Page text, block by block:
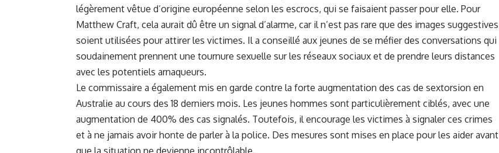
⁢légèrement vêtue d’origine européenne selon les escrocs, qui se faisaient passer pour⁣ elle. Pour
Matthew Craft, cela‌ aurait‍ dû être un signal‍ d’alarme, car il n’est pas rare que des images‍ suggestives
soient utilisées ​pour attirer ⁣les victimes. Il a conseillé aux jeunes de ​se méfier des conversations qui​
soudainement ⁣prennent une tournure sexuelle sur les réseaux sociaux et de prendre leurs ⁤distances
avec ‍les potentiels arnaqueurs.
Le commissaire a également mis ⁤en‍ garde contre la forte augmentation des cas de sextorsion en‌
Australie au cours des 18 derniers mois. Les jeunes hommes sont particulièrement ciblés, ⁤avec⁤ une
augmentation de 400% des cas signalés. Toutefois, il encourage‍ les victimes à signaler ⁣ces crimes
et à ne jamais avoir honte de parler à‌ la ‌police. Des mesures sont ⁢mises en place pour les aider ⁢avant